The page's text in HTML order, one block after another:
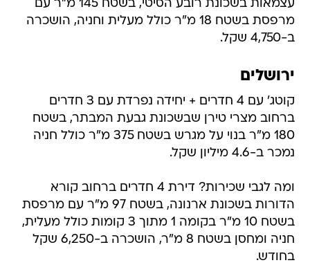
עצמאות בשכונת רובע הסיטי, בשטח 145 מ"ר עם
מרפסת בשטח 18 מ"ר כולל מעלית וחניה, הושכרה
ב-4,750 שקל.
ירושלים
קוטג' עם 4 חדרים + יחידה נפרדת עם 3 חדרים
ברחוב מצרי טירן שבשכונת גבעת המבתר, בשטח
180 מ"ר בנוי על מגרש בשטח 375 מ"ר כולל חניה
נמכר ב-4.6 מיליון שקל.
ומה לגבי שכירות? דירת 4 חדרים ברחוב קורא
הדורות בשכונת ארנונה, בשטח 97 מ"ר עם מרפסת
בשטח 10 מ"ר בקומה 1 מתוך 3 קומות כולל מעלית,
חניה ומחסן בשטח 8 מ"ר, הושכרה ב-6,250 שקל
בחודש.